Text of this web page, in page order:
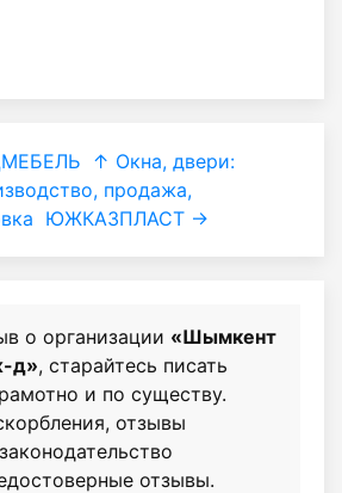
↑ Окна, двери:
продажа,
ЮЖКАЗПЛАСТ →
о организации «Шымкент
д», старайтесь писать
и по существу.
отзывы
отзывы.